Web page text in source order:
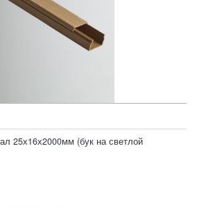
25х16х2000мм (бук на светлой